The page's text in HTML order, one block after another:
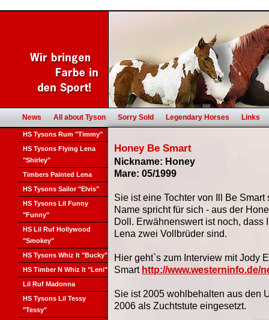
News All about Tyson Sorry Sold Legendary Horses Links
HS Tysons Rum "Timmy"
HS Tysons Flying Lena
"Shirley"
Timbers Painted Lena
HS Tysons Sailor "Elvis"
HS Tysons Lil Funny
"Funny"
HS Lil Ruf Hollywood
"Smokey"
HS Tysons Whiz It "Bucky"
HS Timber N Whiz It "Leni"
Lil Ruf Madonna
HS Tysons Lil Tessy
"Tessy"
Honey Be Smart
Nickname: Honey
Mare: 05/1999
Sie ist eine Tochter von Ill Be
Name spricht für sich - aus der
Doll. Erwähnenswert ist noch, dass
Lena zwei Vollbrüder sind.
Hier geht`s zum Interview mit Jody
Smart http://www.westerninfo.de/
Sie ist 2005 wohlbehalten aus den
2006 als Zuchtstute eingesetzt.